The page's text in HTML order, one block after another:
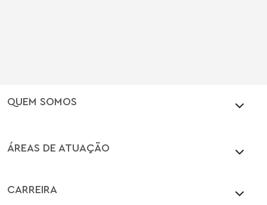
QUEM SOMOS
ÁREAS DE ATUAÇÃO
CARREIRA